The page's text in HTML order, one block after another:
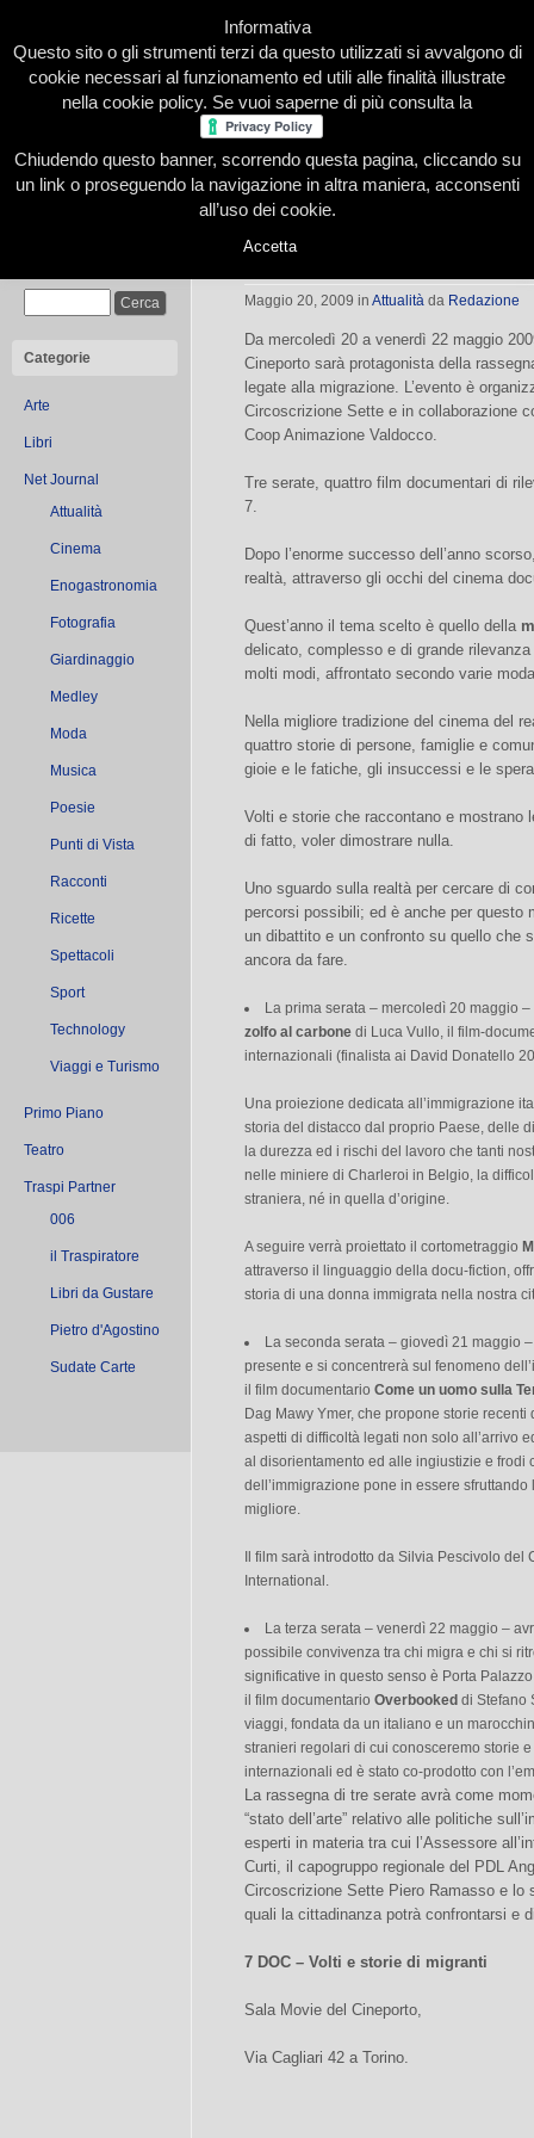
Home Presentazione Redazione Le nostre firme
Categorie
Arte
Libri
Net Journal
Attualità
Cinema
Enogastronomia
Fotografia
Giardinaggio
Medley
Moda
Musica
Poesie
Punti di Vista
Racconti
Ricette
Spettacoli
Sport
Technology
Viaggi e Turismo
Primo Piano
Teatro
Traspi Partner
006
il Traspiratore
Libri da Gustare
Pietro d'Agostino
Sudate Carte
7 DOC – Volti e storie di migranti
Maggio 20, 2009 in Attualità da Redazione
Da mercoledì 20 a venerdì 22 maggio
Cineporto sarà protagonista della
legate alla migrazione. L’evento è
Circoscrizione Sette e in collaborazione
Coop Animazione Valdocco.
Tre serate, quattro film documentari di
7.
Dopo l’enorme successo dell’anno
realtà, attraverso gli occhi del cinema
Quest’anno il tema scelto è quello della
delicato, complesso e di grande
molti modi, affrontato secondo varie
Nella migliore tradizione del cinema del
quattro storie di persone, famiglie e
gioie e le fatiche, gli insuccessi e le
Volti e storie che raccontano e
di fatto, voler dimostrare nulla.
Uno sguardo sulla realtà per cercare di
percorsi possibili; ed è anche per questo
un dibattito e un confronto su quello che
ancora da fare.
La prima serata – mercoledì 20 maggio
zolfo al carbone di Luca Vullo, il film-
internazionali (finalista ai David Donatello
Una proiezione dedicata all’immigrazione
storia del distacco dal proprio Paese, delle
la durezza ed i rischi del lavoro che tanti
nelle miniere di Charleroi in Belgio, la
straniera, né in quella d’origine.
A seguire verrà proiettato il cortometraggio
attraverso il linguaggio della docu-fiction,
storia di una donna immigrata nella nostra
La seconda serata – giovedì 21 maggio
presente e si concentrerà sul fenomeno
il film documentario Come un uomo sulla
Dag Mawy Ymer, che propone storie
aspetti di difficoltà legati non solo all’arrivo
al disorientamento ed alle ingiustizie e frodi
dell’immigrazione pone in essere
migliore.
Il film sarà introdotto da Silvia Pescivolo
International.
La terza serata – venerdì 22 maggio –
possibile convivenza tra chi migra e chi si
significative in questo senso è Porta
il film documentario Overbooked di Stefano
viaggi, fondata da un italiano e un
stranieri regolari di cui conosceremo storie
internazionali ed è stato co-prodotto con
La rassegna di tre serate avrà come
“stato dell’arte” relativo alle politiche
esperti in materia tra cui l’Assessore
Curti, il capogruppo regionale del PDL
Circoscrizione Sette Piero Ramasso e lo
quali la cittadinanza potrà confrontarsi e
7 DOC – Volti e storie di migranti
Sala Movie del Cineporto,
Via Cagliari 42 a Torino.
Informativa
Questo sito o gli strumenti terzi da questo utilizzati si avvalgono di
cookie necessari al funzionamento ed utili alle finalità illustrate
nella cookie policy. Se vuoi saperne di più consulta la
Chiudendo questo banner, scorrendo questa pagina, cliccando su
un link o proseguendo la navigazione in altra maniera, acconsenti
all’uso dei cookie.
Accetta